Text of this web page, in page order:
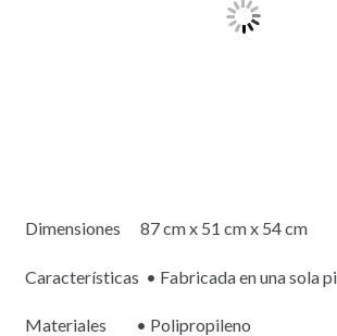
Dimensiones 87 cm x 51 cm x 54 cm
Características • Fabricada en una sola
Materiales • Polipropileno